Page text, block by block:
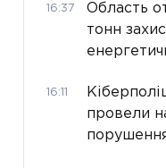
16:37
Область
тонн
16:11
провели